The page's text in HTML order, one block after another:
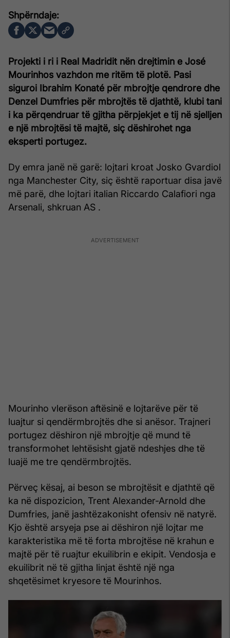
Projekti i ri i Real Madridit nën drejtimin e José
Mourinhos vazhdon me ritëm të plotë. Pasi
siguroi Ibrahim Konaté për mbrojtje qendrore dhe
Denzel Dumfries për mbrojtës të djathtë, klubi tani
i ka përqendruar të gjitha përpjekjet e tij në sjelljen
e një mbrojtësi të majtë, siç dëshirohet nga
eksperti portugez.
Dy emra janë në garë: lojtari kroat Josko Gvardiol
nga Manchester City, siç është raportuar disa javë
më parë, dhe lojtari italian Riccardo Calafiori nga
Arsenali, shkruan AS .
Mourinho vlerëson aftësinë e lojtarëve për të
luajtur si qendërmbrojtës dhe si anësor. Trajneri
portugez dëshiron një mbrojtje që mund të
transformohet lehtësisht gjatë ndeshjes dhe të
luajë me tre qendërmbrojtës.
Përveç kësaj, ai beson se mbrojtësit e djathtë që
ka në dispozicion, Trent Alexander-Arnold dhe
Dumfries, janë jashtëzakonisht ofensiv në natyrë.
Kjo është arsyeja pse ai dëshiron një lojtar me
karakteristika më të forta mbrojtëse në krahun e
majtë për të ruajtur ekuilibrin e ekipit. Vendosja e
ekuilibrit në të gjitha linjat është një nga
shqetësimet kryesore të Mourinhos.